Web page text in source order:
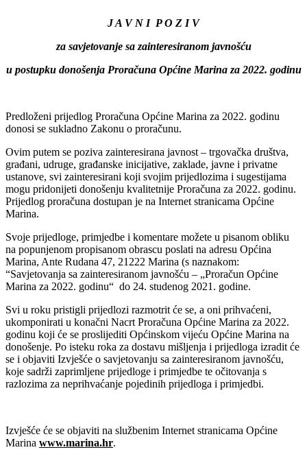
J A V N I P O Z I V
za savjetovanje sa zainteresiranom javnošću
u postupku donošenja Proračuna Općine Marina za 2022. godinu
Predloženi prijedlog Proračuna Općine Marina za 2022. godinu
donosi se sukladno Zakonu o proračunu.
Ovim putem se poziva zainteresirana javnost – trgovačka društva,
građani, udruge, građanske inicijative, zaklade, javne i privatne
ustanove, svi zainteresirani koji svojim prijedlozima i sugestijama
mogu pridonijeti donošenju kvalitetnije Proračuna za 2022. godinu.
Prijedlog proračuna dostupan je na Internet stranicama Općine
Marina.
Svoje prijedloge, primjedbe i komentare možete u pisanom obliku
na popunjenom propisanom obrascu poslati na adresu Općina
Marina, Ante Rudana 47, 21222 Marina (s naznakom:
“Savjetovanja sa zainteresiranom javnošću – „Proračun Općine
Marina za 2022. godinu“ do 24. studenog 2021. godine.
Svi u roku pristigli prijedlozi razmotrit će se, a oni prihvaćeni,
ukomponirati u konačni Nacrt Proračuna Općine Marina za 2022.
godinu koji će se proslijediti Općinskom vijeću Općine Marina na
donošenje. Po isteku roka za dostavu mišljenja i prijedloga izradit će
se i objaviti Izvješće o savjetovanju sa zainteresiranom javnošću,
koje sadrži zaprimljene prijedloge i primjedbe te očitovanja s
razlozima za neprihvaćanje pojedinih prijedloga i primjedbi.
Izvješće će se objaviti na službenim Internet stranicama Općine
Marina www.marina.hr.